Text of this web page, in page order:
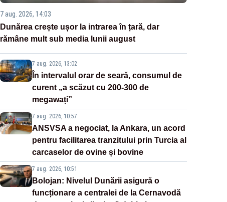
7 aug. 2026, 14:03
Dunărea crește ușor la intrarea în țară, dar
rămâne mult sub media lunii august
7 aug. 2026, 13:02
În intervalul orar de seară, consumul de
curent „a scăzut cu 200-300 de
megawați”
7 aug. 2026, 10:57
ANSVSA a negociat, la Ankara, un acord
pentru facilitarea tranzitului prin Turcia al
carcaselor de ovine și bovine
7 aug. 2026, 10:51
Bolojan: Nivelul Dunării asigură o
funcționare a centralei de la Cernavodă